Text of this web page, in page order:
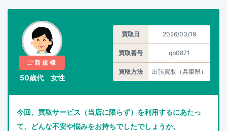
ご新規様
50歳代 女性
買取日 2026/03/19
買取番号 qb0871
買取方法 出張買取（兵庫県）
今回、買取サービス（当店に限らず）を利用するにあたっ
て、どんな不安や悩みをお持ちでしたでしょうか。